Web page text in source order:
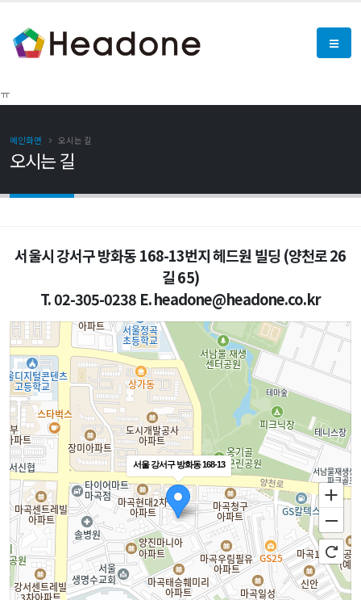
ㅠ
오시는 길
메인화면 오시는 길
서울시 강서구 방화동 168-13번지 헤드원 빌딩 (양천로 26
길 65)
T. 02-305-0238 E. headone@headone.co.kr
서울 강서구 방화동 168-13